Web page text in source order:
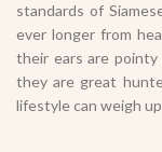
standards of
ever longer from
their ears are pointy
they are great
lifestyle can weigh